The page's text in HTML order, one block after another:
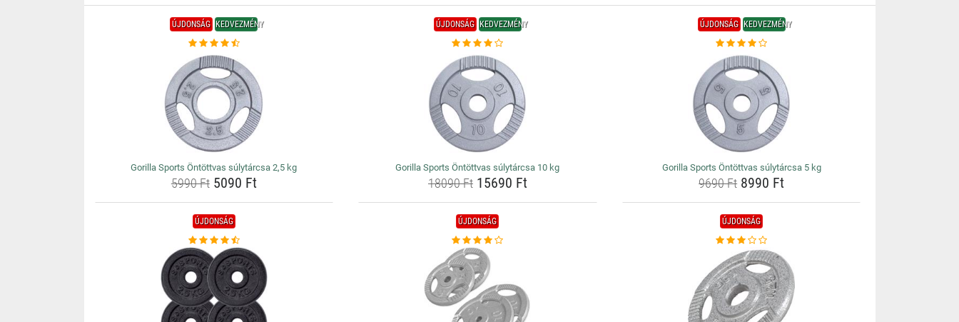
ÚJDONSÁG KEDVEZMÉNY
Gorilla Sports Öntöttvas súlytárcsa 2,5 kg
5990 Ft5090 Ft
ÚJDONSÁG KEDVEZMÉNY
Gorilla Sports Öntöttvas súlytárcsa 10 kg
18090 Ft15690 Ft
ÚJDONSÁG KEDVEZMÉNY
Gorilla Sports Öntöttvas súlytárcsa 5 kg
9690 Ft 8990 Ft
ÚJDONSÁG ÚJDONSÁG ÚJDONSÁG